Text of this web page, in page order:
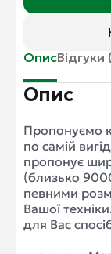
ОписВідгуки
Опис
Пропонуємо
по самій
пропонує
(близько
певними
Вашої
для Вас